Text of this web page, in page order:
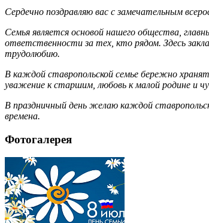
Сердечно поздравляю вас с замечательным
Семья является основой нашего общества,
ответственности за тех, кто рядом. Здесь
трудолюбию.
В каждой ставропольской семье бережно
уважение к старшим, любовь к малой родине и
В праздничный день желаю каждой
времена.
Фотогалерея